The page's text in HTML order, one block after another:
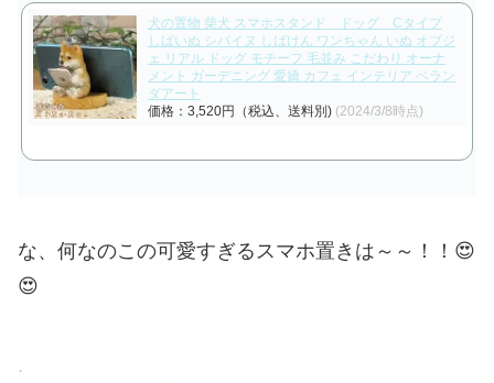
犬の置物 柴犬 スマホスタンド ドッグ Cタイプ
しばいぬ シバイヌ しばけん ワンちゃん いぬ オブジ
ェ リアル ドッグ モチーフ 毛並み こだわり オーナ
メント ガーデニング 愛嬌 カフェ インテリア ベラン
ダアート
価格：3,520円（税込、送料別) (2024/3/8時点)
な、何なのこの可愛すぎるスマホ置きは～～！！😍
😍